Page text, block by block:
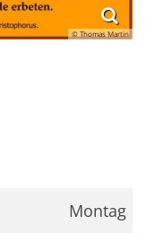
© Thomas Martin
Montag